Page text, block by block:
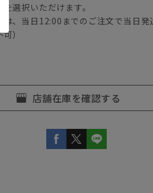
を選択いただけます。
、当日12:00までのご注文で当日発
）